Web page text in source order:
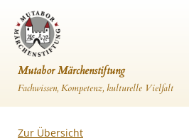
Mutabor Märchenstiftung
Fachwissen, Kompetenz, kulturelle Vielfalt
Zur Übersicht